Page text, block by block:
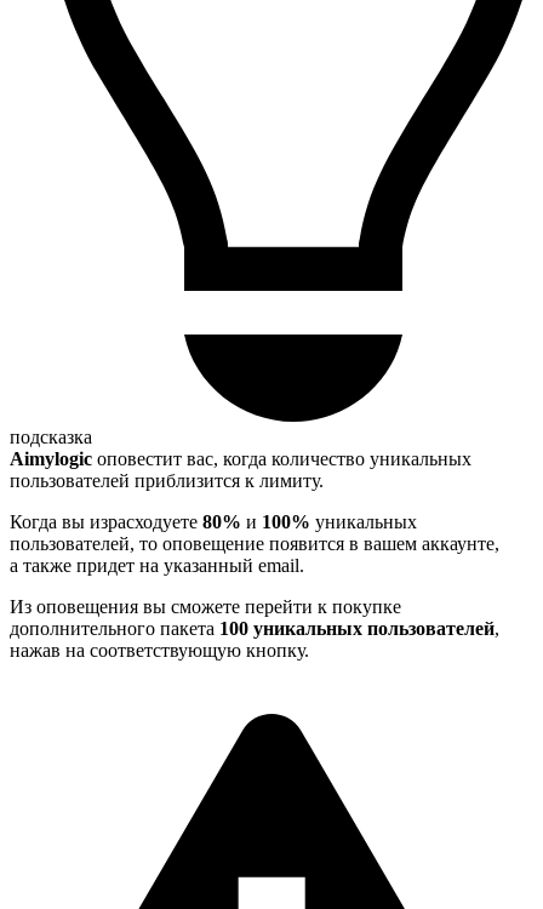
подсказка
Aimylogic оповестит вас, когда количество уникальных
пользователей приблизится к лимиту.
Когда вы израсходуете 80% и 100% уникальных
пользователей, то оповещение появится в вашем аккаунте,
а также придет на указанный email.
Из оповещения вы сможете перейти к покупке
дополнительного пакета 100 уникальных пользователей,
нажав на соответствующую кнопку.